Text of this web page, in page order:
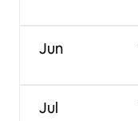
Jun
Jul